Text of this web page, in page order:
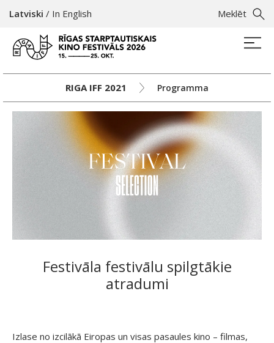
Meklēt
Latviski / In English
RIGA IFF 2021 Programma
Festivāla festivālu spilgtākie
atradumi
Izlase no izcilākā Eiropas un visas pasaules kino – filmas,